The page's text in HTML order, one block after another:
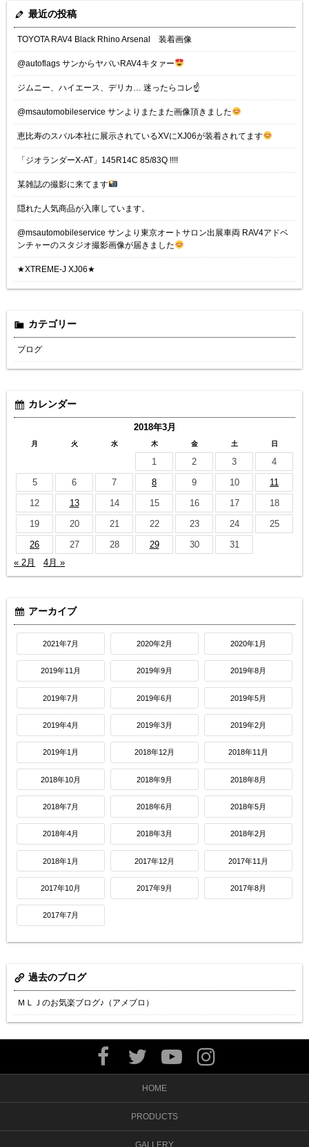
最近の投稿
TOYOTA RAV4 Black Rhino Arsenal 装着画像
@autoflags サンからヤバいRAV4キタァー
ジムニー、ハイエース、デリカ… 迷ったらコレ☝️
@msautomobileservice サンよりまたまた画像頂きました
恵比寿のスバル本社に展示されているXVにXJ06が装着されてます
「ジオランダーX-AT」145R14C 85/83Q !!!!
某雑誌の撮影に来てます
隠れた人気商品が入庫しています。
@msautomobileservice サンより東京オートサロン出展車両 RAV4アドベ
ンチャーのスタジオ撮影画像が届きました
★XTREME-J XJ06★
カテゴリー
ブログ
カレンダー
2018年3月
月 火 水 木 金 土 日
1 2 3
4
5
6 7 8 9 10
11
12
13 14 15 16 17
18
19
20 21 22 23 24
25
26
27 28 29 30
31
« 2月
4月 »
アーカイブ
2021年7月 2020年2月 2020年1月
2019年11月 2019年9月 2019年8月
2019年7月 2019年6月 2019年5月
2019年4月 2019年3月 2019年2月
2019年1月 2018年12月 2018年11月
2018年10月 2018年9月 2018年8月
2018年7月 2018年6月 2018年5月
2018年4月 2018年3月 2018年2月
2018年1月 2017年12月 2017年11月
2017年10月 2017年9月 2017年8月
2017年7月
過去のブログ
ＭＬＪのお気楽ブログ♪（アメブロ）
HOME
PRODUCTS